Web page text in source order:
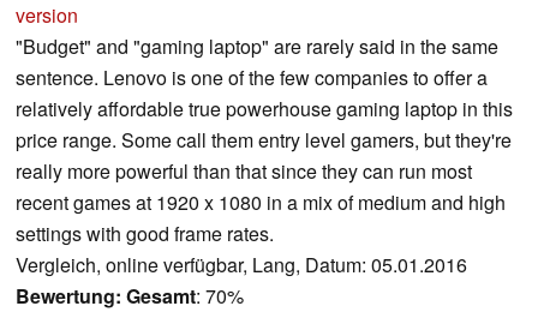
version
"Budget" and "gaming laptop" are rarely said in the same
sentence. Lenovo is one of the few companies to offer a
relatively affordable true powerhouse gaming laptop in this
price range. Some call them entry level gamers, but they're
really more powerful than that since they can run most
recent games at 1920 x 1080 in a mix of medium and high
settings with good frame rates.
Vergleich, online verfügbar, Lang, Datum: 05.01.2016
Bewertung: Gesamt: 70%